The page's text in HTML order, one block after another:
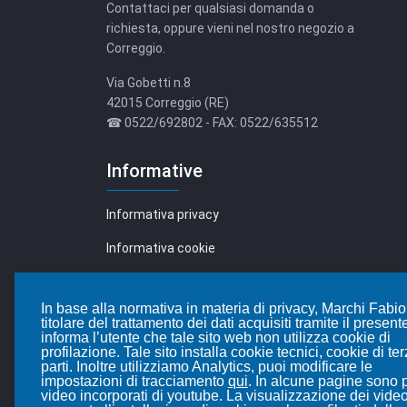
In base alla normativa in materia di privacy, Marchi
titolare del trattamento dei dati acquisiti tramite il
informa l’utente che tale sito web non utilizza cookie di
profilazione. Tale sito installa cookie tecnici, cookie di
parti. Inoltre utilizziamo Analytics, puoi modificare le
impostazioni di tracciamento qui. In alcune pagine sono
video incorporati di youtube. La visualizzazione dei
Contattaci per qualsiasi domanda o
richiesta, oppure vieni nel nostro negozio a
Correggio.
Via Gobetti n.8
42015 Correggio (RE)
☎ 0522/692802 - FAX: 0522/635512
Informative
Informativa privacy
Informativa cookie
Blog